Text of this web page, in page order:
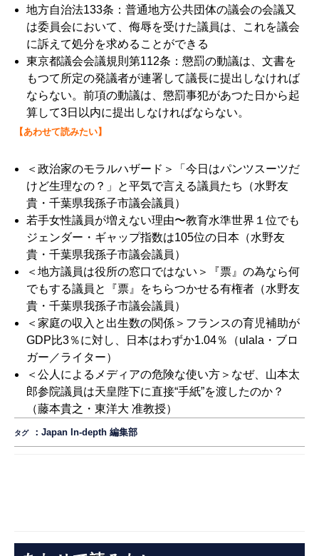
地方自治法133条：普通地方公共団体の議会の会議又
は委員会において、侮辱を受けた議員は、これを議会
に訴えて処分を求めることができる
東京都議会会議規則第112条：懲罰の動議は、文書を
もつて所定の発議者が連署して議長に提出しなければ
ならない。前項の動議は、懲罰事犯があつた日から起
算して3日以内に提出しなければならない。
【あわせて読みたい】
＜政治家のモラルハザード＞「今日はパンツスーツだ
けど生理なの？」と平気で言える議員たち
（水野友
貴・千葉県我孫子市議会議員）
若手女性議員が増えない理由〜教育水準世界１位でも
ジェンダー・ギャップ指数は105位の日本 （水野友
貴・千葉県我孫子市議会議員）
＜地方議員は役所の窓口ではない＞『票』の為なら何
でもする議員と『票』をちらつかせる有権者 （水野友
貴・千葉県我孫子市議会議員）
＜家庭の収入と出生数の関係＞フランスの育児補助が
GDP比3％に対し、日本はわずか1.04％
（ulala・ブロ
ガー／ライター）
＜公人によるメディアの危険な使い方＞なぜ、山本太
郎参院議員は天皇陛下に直接“手紙”を渡したのか？
（藤本貴之・東洋大 准教授）
タグ ：Japan In-depth 編集部